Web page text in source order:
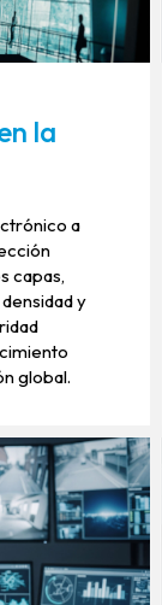
la
a
capas,
y
global.